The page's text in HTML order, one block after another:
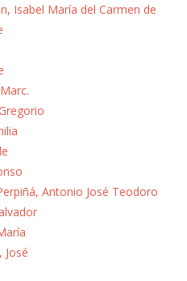
Isabel María del Carmen de
Antonio José Teodoro
José